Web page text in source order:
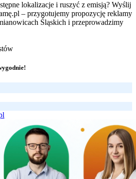
lokalizacje i ruszyć z emisją? Wyślij
– przygotujemy propozycję reklamy
Śląskich i przeprowadzimy